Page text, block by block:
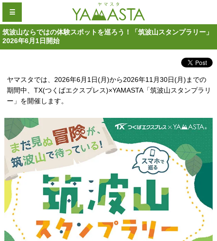
☰
筑波山ならではの体験スポットを巡ろう！「筑波山スタンプラリー」
2026年6月1日開始
ヤマスタでは、2026年6月1日(月)から2026年11月30日(月)までの
期間中、TX(つくばエクスプレス)×YAMASTA「筑波山スタンプラリ
ー」を開催します。